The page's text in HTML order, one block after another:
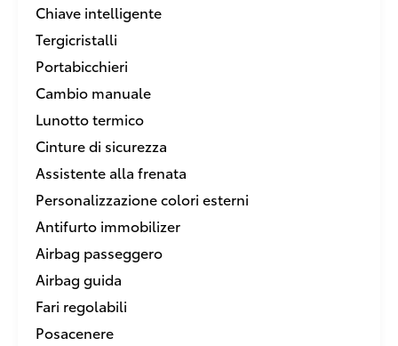
Chiave intelligente
Tergicristalli
Portabicchieri
Cambio manuale
Lunotto termico
Cinture di sicurezza
Assistente alla frenata
Personalizzazione colori esterni
Antifurto immobilizer
Airbag passeggero
Airbag guida
Fari regolabili
Posacenere